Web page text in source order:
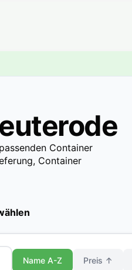
Container
Container
Name A-Z Preis ↑